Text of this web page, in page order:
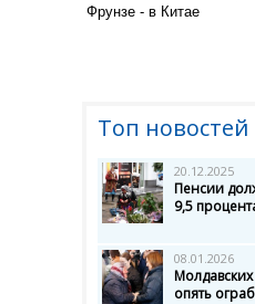
Фрунзе - в Китае
Топ новостей
20.12.2025
Пенсии
9,5
08.01.2026
опять